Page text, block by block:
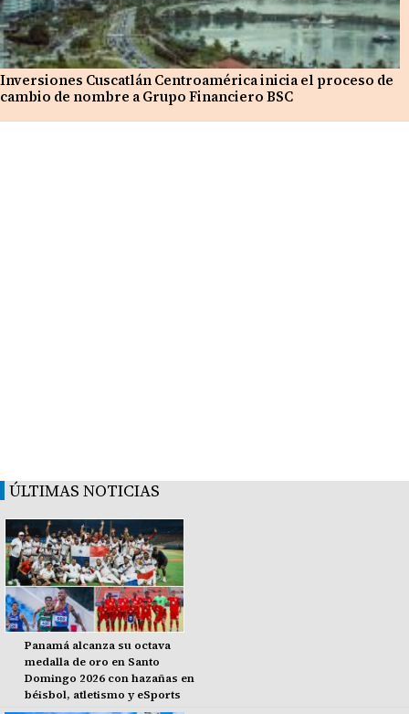
Inversiones Cuscatlán Centroamérica inicia el proceso de
cambio de nombre a Grupo Financiero BSC
ÚLTIMAS NOTICIAS
Panamá alcanza su octava
medalla de oro en Santo
Domingo 2026 con hazañas en
béisbol, atletismo y eSports